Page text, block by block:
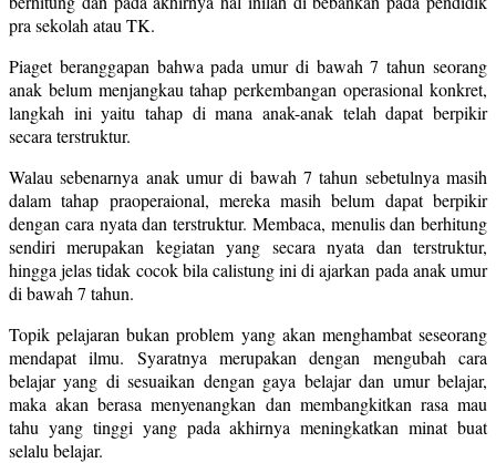
pra sekolah atau TK.
Piaget beranggapan bahwa pada umur di bawah 7 tahun seorang
anak belum menjangkau tahap perkembangan operasional konkret,
langkah ini yaitu tahap di mana anak-anak telah dapat berpikir
secara terstruktur.
Walau sebenarnya anak umur di bawah 7 tahun sebetulnya masih
dalam tahap praoperaional, mereka masih belum dapat berpikir
dengan cara nyata dan terstruktur. Membaca, menulis dan berhitung
sendiri merupakan kegiatan yang secara nyata dan terstruktur,
hingga jelas tidak cocok bila calistung ini di ajarkan pada anak umur
di bawah 7 tahun.
Topik pelajaran bukan problem yang akan menghambat seseorang
mendapat ilmu. Syaratnya merupakan dengan mengubah cara
belajar yang di sesuaikan dengan gaya belajar dan umur belajar,
maka akan berasa menyenangkan dan membangkitkan rasa mau
tahu yang tinggi yang pada akhirnya meningkatkan minat buat
selalu belajar.